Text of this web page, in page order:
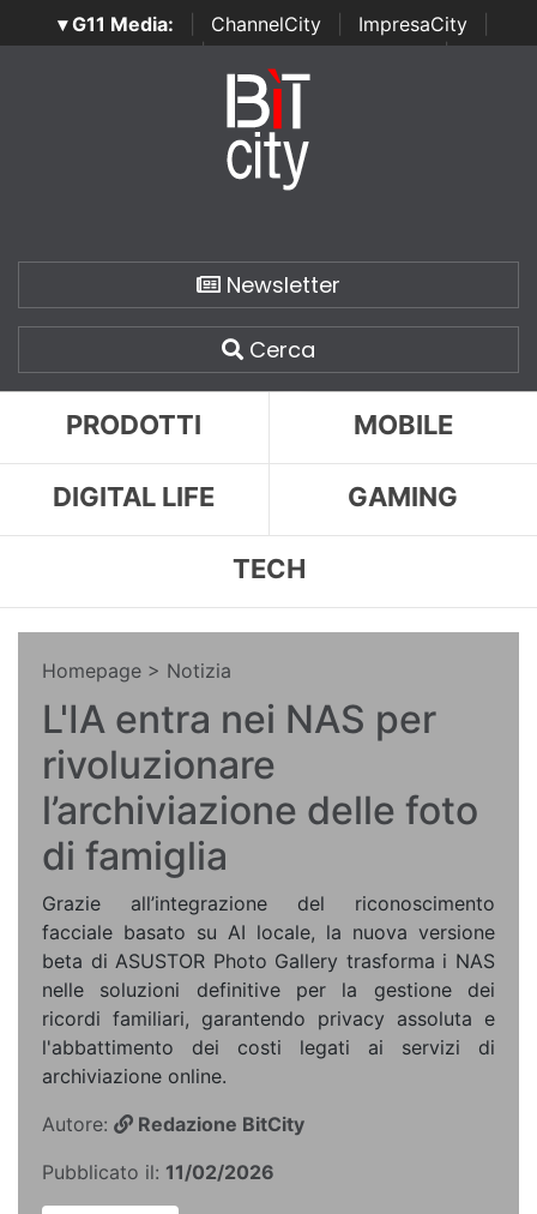
▾ G11 Media: ChannelCity ImpresaCity
SecurityOpenLab | Italian Channel Awards | Italian
Italian Security Awards
Newsletter
Cerca
PRODOTTI MOBILE
DIGITAL LIFE GAMING
TECH
Homepage > Notizia
L'IA entra nei NAS per
rivoluzionare
l’archiviazione delle foto
di famiglia
Grazie all’integrazione del riconoscimento
facciale basato su AI locale, la nuova versione
beta di ASUSTOR Photo Gallery trasforma i NAS
nelle soluzioni definitive per la gestione dei
ricordi familiari, garantendo privacy assoluta e
l'abbattimento dei costi legati ai servizi di
archiviazione online.
Autore:
Redazione BitCity
Pubblicato il: 11/02/2026